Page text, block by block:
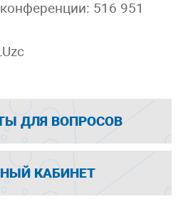
516 951
ДЛЯ ВОПРОСОВ
КАБИНЕТ